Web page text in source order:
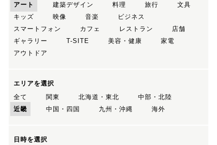
アート
建築デザイン 料理 旅行
文具
キッズ
映像 音楽
ビジネス
スマートフォン
カフェ レストラン
店舗
ギャラリー
T-SITE 美容・健康
家電
アウトドア
エリアを選択
全て
関東 北海道・東北
中部・北陸
近畿
中国・四国 九州・沖縄 海外
日時を選択